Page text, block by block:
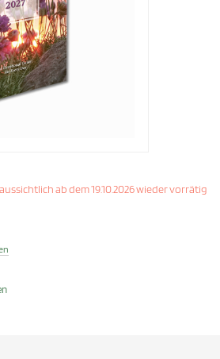
ab dem 19.10.2026 wieder vorrätig